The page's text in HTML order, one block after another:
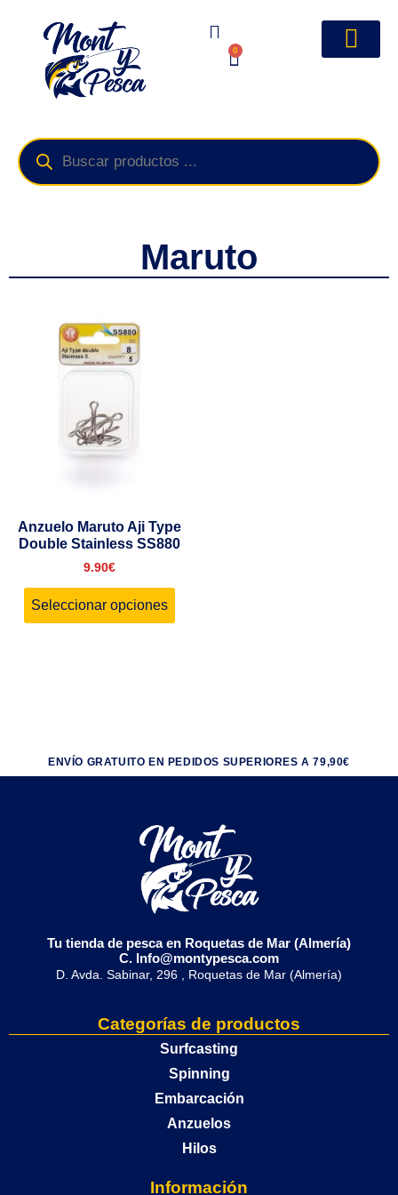
0
Maruto
Anzuelo Maruto Aji Type
Double Stainless SS880
9.90€
Seleccionar opciones
ENVÍO GRATUITO EN PEDIDOS SUPERIORES A 79,90€
Tu tienda de pesca en Roquetas de Mar (Almería)
C. Info@montypesca.com
D. Avda. Sabinar, 296 , Roquetas de Mar (Almería)
Categorías de productos
Surfcasting
Spinning
Embarcación
Anzuelos
Hilos
Información